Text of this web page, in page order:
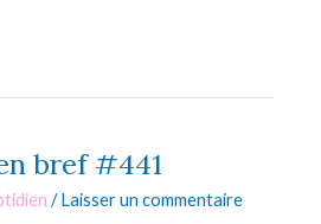
bref #441
/Laisser un commentaire